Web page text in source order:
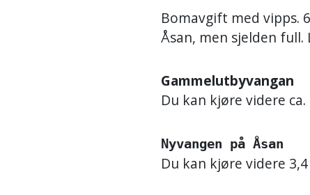
Bomavgift med vipps.
Åsan, men sjelden
Gammelutbyvangan
Du kan kjøre videre
Nyvangen på Åsan
Du kan kjøre videre